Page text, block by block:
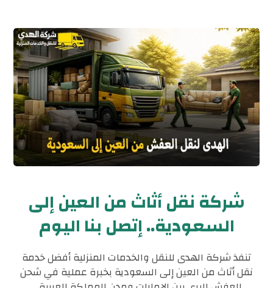
شركة نقل أثاث من العين إلى
السعودية.. إتصل بنا اليوم
تنفذ شركة الهدى للنقل والخدمات المنزلية أفضل خدمة
نقل أثاث من العين إلى السعودية بخبرة عملية في شحن